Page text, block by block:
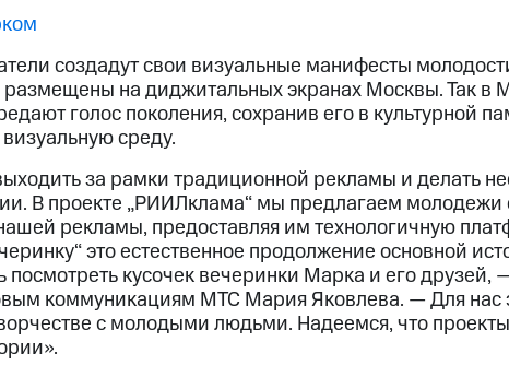
создадут свои визуальные манифесты
размещены на диджитальных экранах Москвы. Так в
голос поколения, сохранив его в культурной
среду.
за рамки традиционной рекламы и делать
В проекте „РИИЛклама“ мы предлагаем
рекламы, предоставляя им технологичную
это естественное продолжение основной
кусочек вечеринки Марка и его друзей,
коммуникациям МТС Мария Яковлева. — Для нас
с молодыми людьми. Надеемся, что